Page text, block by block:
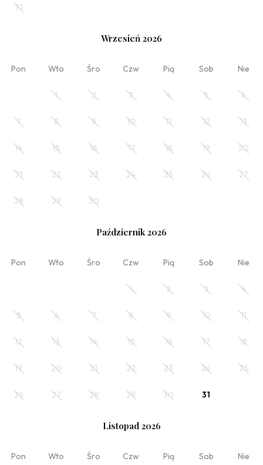
31
Wrzesień 2026
Pon Wto Śro Czw Pią Sob Nie
1 2 3 4 5 6
7 8 9 10 11 12 13
14 15 16 17 18 19 20
21 22 23 24 25 26 27
28 29 30
Październik 2026
Pon Wto Śro Czw Pią Sob Nie
1 2 3 4
5 6 7 8 9 10 11
12 13 14 15 16 17 18
19 20 21 22 23 24 25
26 27 28 29 30 31
Listopad 2026
Pon Wto Śro Czw Pią Sob Nie
Wybierz datę lub jeden z poniższych cenników.
GRATIS!
Zobacz